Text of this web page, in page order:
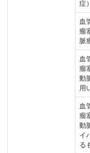
症）
血
瘤
脈
血
瘤
動
用
血
瘤
動
イ
る